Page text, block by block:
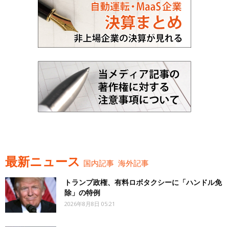
最新ニュース 国内記事 海外記事
トランプ政権、有料ロボタクシーに「ハンドル免
除」の特例
2026年8月8日 05:21